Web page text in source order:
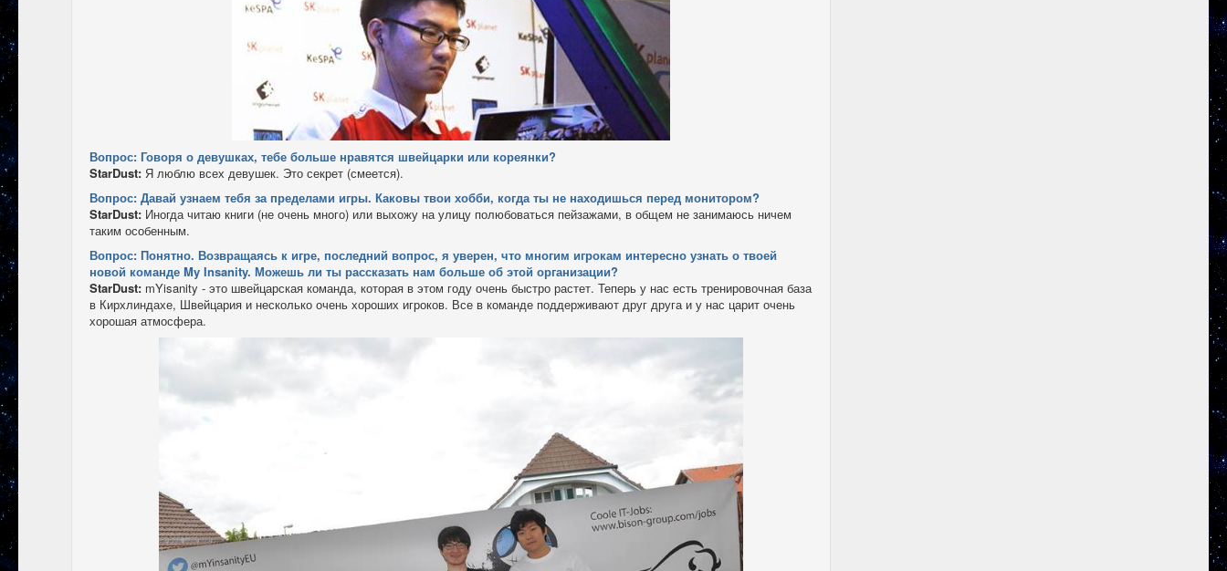
Вопрос: Говоря о девушках, тебе больше нравятся швейцарки или кореянки?
StarDust: Я люблю всех девушек. Это секрет (смеется).
Вопрос: Давай узнаем тебя за пределами игры. Каковы твои хобби, когда ты не находишься перед монитором?
StarDust: Иногда читаю книги (не очень много) или выхожу на улицу полюбоваться пейзажами, в общем не занимаюсь ничем
таким особенным.
Вопрос: Понятно. Возвращаясь к игре, последний вопрос, я уверен, что многим игрокам интересно узнать о твоей
новой команде My Insanity. Можешь ли ты рассказать нам больше об этой организации?
StarDust: mYisanity - это швейцарская команда, которая в этом году очень быстро растет. Теперь у нас есть тренировочная база
в Кирхлиндахе, Швейцария и несколько очень хороших игроков. Все в команде поддерживают друг друга и у нас царит очень
хорошая атмосфера.